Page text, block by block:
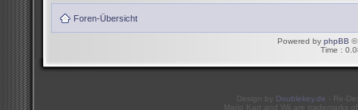
Foren-Übersicht
Powered by phpBB ©
Time :
Design by Doublekey.de - Re-
Mario Kart and Wii are trademarks